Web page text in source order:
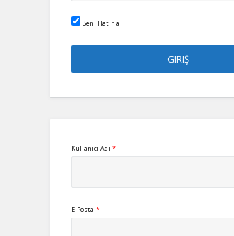
Beni Hatırla
Kullanıcı Adı *
E-Posta *